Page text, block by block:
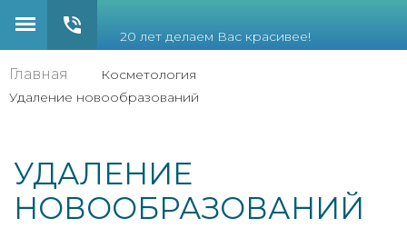
20 лет делаем Вас красивее!
Главная
Косметология
Удаление новообразований
УДАЛЕНИЕ
НОВООБРАЗОВАНИЙ